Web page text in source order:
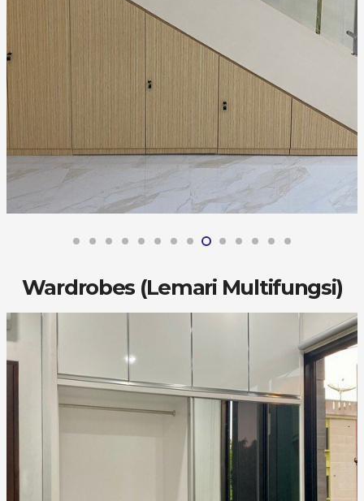
Wardrobes (Lemari Multifungsi)